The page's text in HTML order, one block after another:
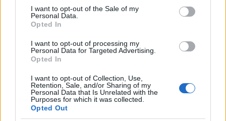
consent section.
I want to opt-out of the Sale of my
Personal Data.
Opted In
I want to opt-out of processing my
Personal Data for Targeted Advertising.
Opted In
I want to opt-out of Collection, Use,
Retention, Sale, and/or Sharing of my
Personal Data that Is Unrelated with the
Purposes for which it was collected.
Opted Out
Mario Malu
Paolo Pinna
Martina Agostina Diturco